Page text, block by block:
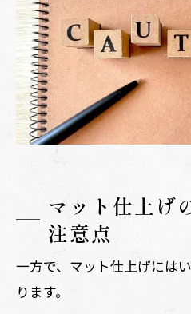
マット仕上げ
注意点
一方で、マット仕上げには
ります。